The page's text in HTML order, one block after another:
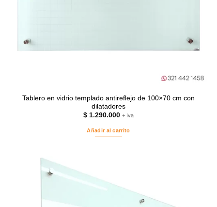
Tablero en vidrio templado antireflejo de 100×70 cm con
dilatadores
$ 1.290.000 + Iva
Añadir al carrito